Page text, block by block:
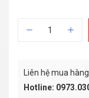
Liên hệ mua hàng
Hotline: